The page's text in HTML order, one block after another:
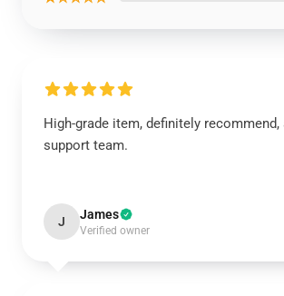
High-grade item, definitely recommend,
support team.
J James
Verified owner